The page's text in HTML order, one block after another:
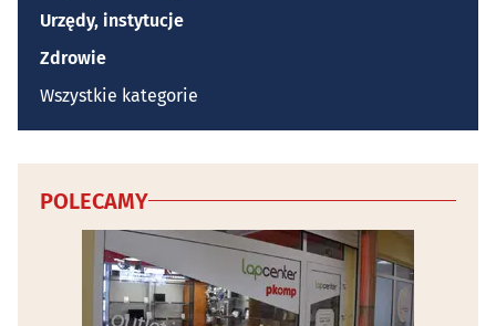
Urzędy, instytucje
Zdrowie
Wszystkie kategorie
POLECAMY